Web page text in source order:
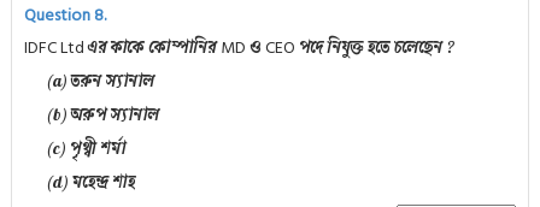
Question 8.
IDFC Ltdএর কাকে কোম্পানিরMDওCEO পদে নিযুক্ত হতে চলেছেন ?
(a) তরুন স্যানাল
(b) অরুপ স্যানাল
(c) পৃথ্বী শর্মা
(d) মহেন্দ্র শাহ